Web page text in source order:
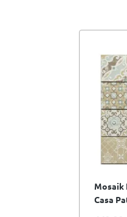
Mosaik
Casa